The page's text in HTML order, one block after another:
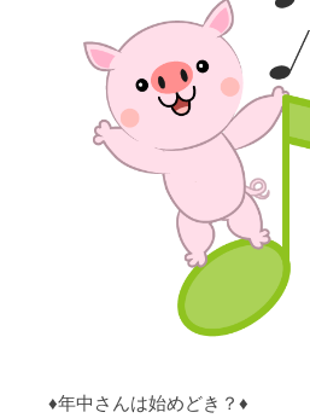
♦︎年中さんは始めどき？♦︎